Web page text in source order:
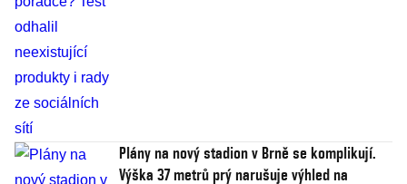
Plány na nový stadion v Brně se komplikují.
Výška 37 metrů prý narušuje výhled na